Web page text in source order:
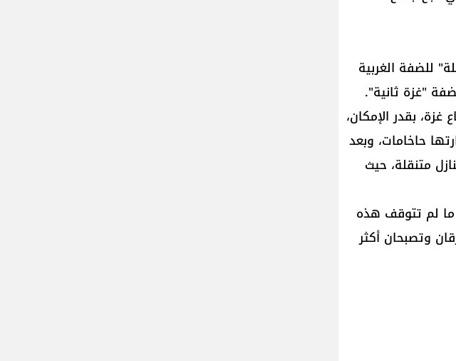
للضفة الغربية
"غزة ثانية".
بقدر الإمكان،
حاخامات، وبعد
متنقلة، حيث
ما لم تتوقف هذه
وتصبحان أكثر